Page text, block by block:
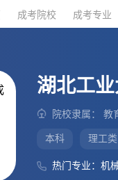
成考院校 成考专业
湖北工
院校隶属： 教
本科 理工类
热门专业：机
成考院校 成考专业